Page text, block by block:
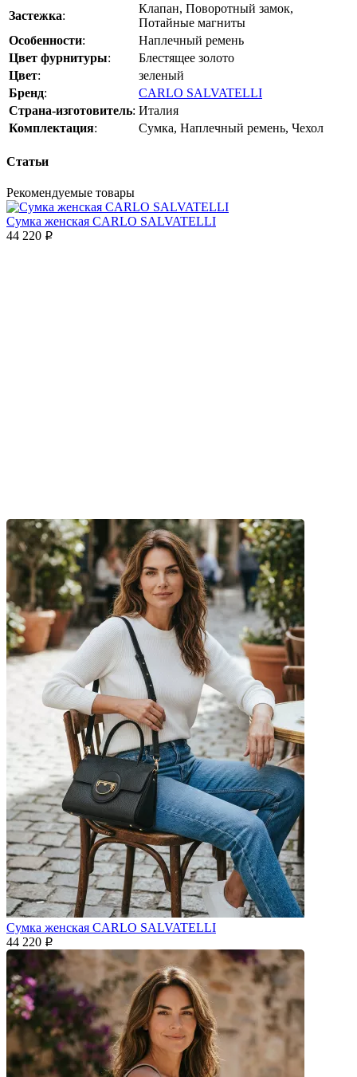
Застежка:
Клапан, Поворотный замок,
Потайные магниты
Особенности:
Наплечный ремень
Цвет фурнитуры:
Блестящее золото
Цвет:
зеленый
Бренд:
CARLO SALVATELLI
Страна-изготовитель: Италия
Комплектация: Сумка, Наплечный ремень, Чехол
Статьи
Рекомендуемые товары
Сумка женская CARLO SALVATELLI
44 220 p
Сумка женская CARLO SALVATELLI
44 220 p